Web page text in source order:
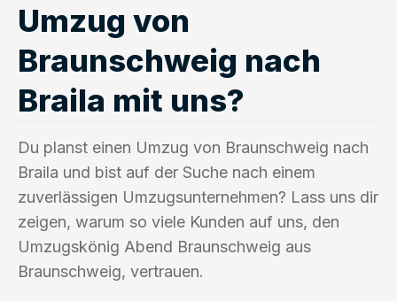
Umzug von
Braunschweig nach
Braila mit uns?
Du planst einen Umzug von Braunschweig nach
Braila und bist auf der Suche nach einem
zuverlässigen Umzugsunternehmen? Lass uns dir
zeigen, warum so viele Kunden auf uns, den
Umzugskönig Abend Braunschweig aus
Braunschweig, vertrauen.